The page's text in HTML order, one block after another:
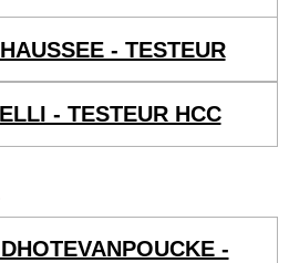
- TESTEUR
- TESTEUR HCC
-